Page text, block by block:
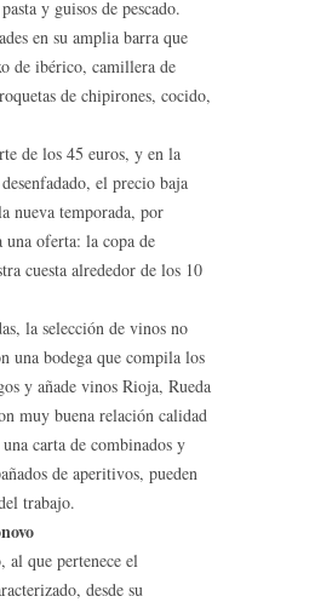
y guisos de pescado.
en su amplia barra que
de ibérico, camillera de
de chipirones, cocido,
de los 45 euros, y en la
el precio baja
nueva temporada, por
una oferta: la copa de
cuesta alrededor de los 10
la selección de vinos no
una bodega que compila los
y añade vinos Rioja, Rueda
muy buena relación calidad
carta de combinados y
de aperitivos, pueden
trabajo.
que pertenece el
desde su